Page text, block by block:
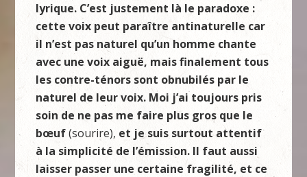
lyrique. C’est justement là le paradoxe :
cette voix peut paraître antinaturelle car
il n’est pas naturel qu’un homme chante
avec une voix aiguë, mais finalement tous
les contre-ténors sont obnubilés par le
naturel de leur voix. Moi j’ai toujours pris
soin de ne pas me faire plus gros que le
bœuf(sourire), et je suis surtout attentif
à la simplicité de l’émission. Il faut aussi
laisser passer une certaine fragilité, et ce